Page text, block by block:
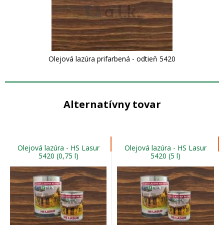
Olejová lazúra prifarbená - odtieň 5420
Alternatívny tovar
Olejová lazúra - HS Lasur
5420 (0,75 l)
Olejová lazúra - HS Lasur
5420 (5 l)